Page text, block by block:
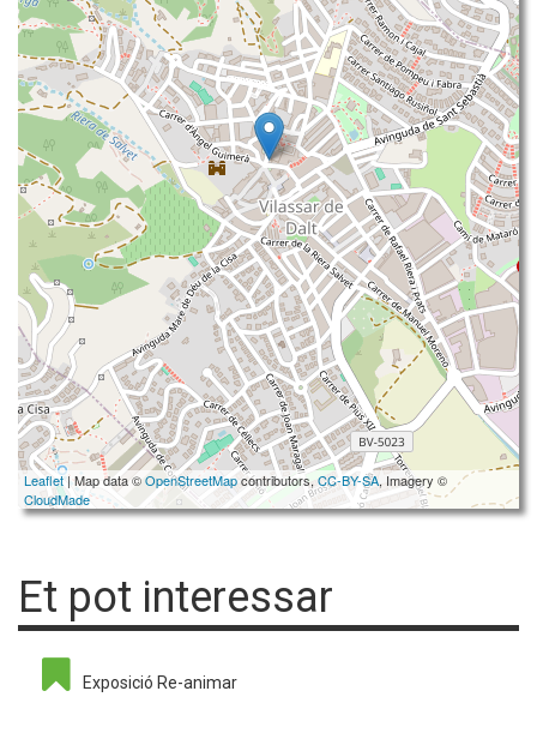
Leaflet| Map data ©OpenStreetMapcontributors, CC-BY-SA, Imagery ©
CloudMade
Et pot interessar
Exposició Re-animar